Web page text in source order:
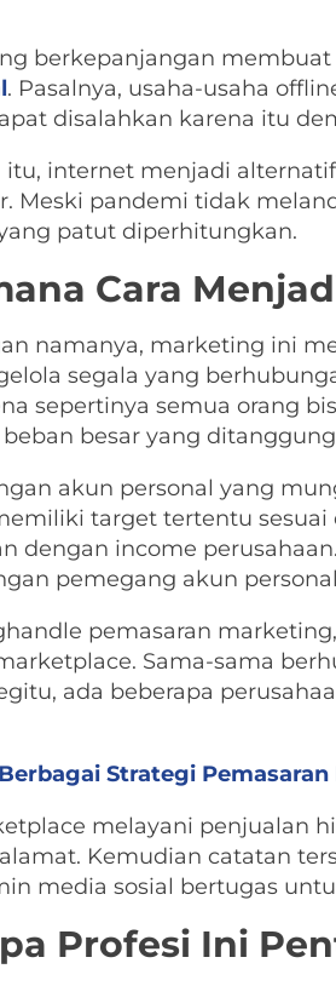
berkepanjangan
. Pasalnya, usaha-usaha
disalahkan karena itu
itu, internet menjadi
Meski pandemi tidak
patut diperhitungkan.
Cara
namanya, marketing ini
segala yang
sepertinya semua orang
besar yang
akun personal yang
target tertentu sesuai
dengan income
pemegang akun
pemasaran
Sama-sama
ada beberapa
Berbagai Strategi
melayani penjualan
Kemudian catatan
media sosial bertugas
Profesi Ini